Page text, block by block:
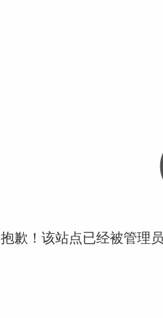
抱歉！该站点已经被管理